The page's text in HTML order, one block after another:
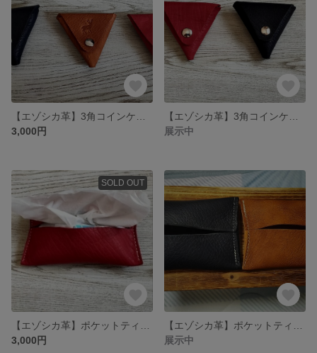
3,000円
展示中
SOLD OUT
3,000円
展示中